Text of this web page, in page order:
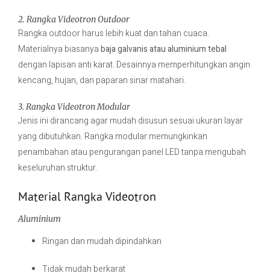
2. Rangka Videotron Outdoor
Rangka outdoor harus lebih kuat dan tahan cuaca.
Materialnya biasanyabaja galvanis atau aluminium tebal
dengan lapisan anti karat. Desainnya memperhitungkan angin
kencang, hujan, dan paparan sinar matahari.
3. Rangka Videotron Modular
Jenis ini dirancang agar mudah disusun sesuai ukuran layar
yang dibutuhkan. Rangka modular memungkinkan
penambahan atau pengurangan panel LED tanpa mengubah
keseluruhan struktur.
Material Rangka Videotron
Aluminium
Ringan dan mudah dipindahkan
Tidak mudah berkarat